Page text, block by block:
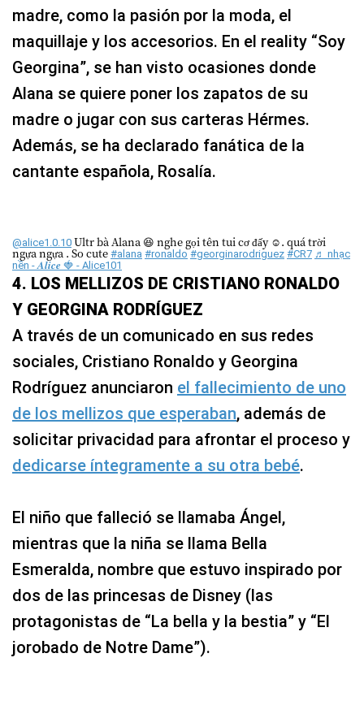
madre, como la pasión por la moda, el
maquillaje y los accesorios. En el reality “Soy
Georgina”, se han visto ocasiones donde
Alana se quiere poner los zapatos de su
madre o jugar con sus carteras Hérmes.
Además, se ha declarado fanática de la
cantante española, Rosalía.
@alice1.0.10 Ultr bà Alana 😆 nghe gọi tên tui cơ đấy ☺️. quá trời
ngựa ngựa . So cute #alana #ronaldo #georginarodriguez #CR7 ♬ nhạc
nền - 𝑨𝒍𝒊𝒄𝒆 🍓 - Alice101
4. LOS MELLIZOS DE CRISTIANO RONALDO
Y GEORGINA RODRÍGUEZ
A través de un comunicado en sus redes
sociales, Cristiano Ronaldo y Georgina
Rodríguez anunciaron el fallecimiento de uno
de los mellizos que esperaban, además de
solicitar privacidad para afrontar el proceso y
dedicarse íntegramente a su otra bebé.
El niño que falleció se llamaba Ángel,
mientras que la niña se llama Bella
Esmeralda, nombre que estuvo inspirado por
dos de las princesas de Disney (las
protagonistas de “La bella y la bestia” y “El
jorobado de Notre Dame”).